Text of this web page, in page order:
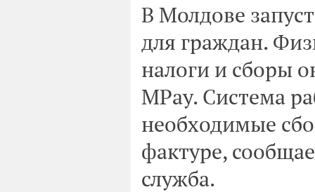
В Молдове
для граждан.
налоги и сборы
MPay. Cистема
необходимые
фактуре,
служба.